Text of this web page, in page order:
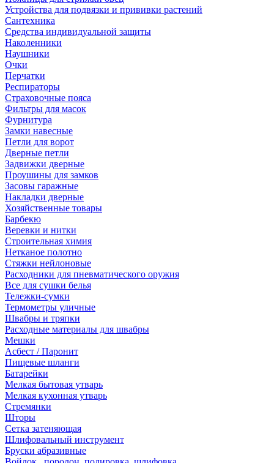
Устройства для подвязки и прививки растений
Сантехника
Средства индивидуальной защиты
Наколенники
Наушники
Очки
Перчатки
Респираторы
Страховочные пояса
Фильтры для масок
Фурнитура
Замки навесные
Петли для ворот
Дверные петли
Задвижки дверные
Проушины для замков
Засовы гаражные
Накладки дверные
Хозяйственные товары
Барбекю
Веревки и нитки
Строительная химия
Нетканое полотно
Стяжки нейлоновые
Расходники для пневматического оружия
Все для сушки белья
Тележки-сумки
Термометры уличные
Швабры и тряпки
Расходные материалы для швабры
Мешки
Асбест / Паронит
Пищевые шланги
Батарейки
Мелкая бытовая утварь
Мелкая кухонная утварь
Стремянки
Шторы
Сетка затеняющая
Шлифовальный инструмент
Бруски абразивные